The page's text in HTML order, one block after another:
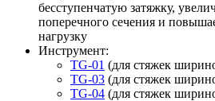
бесступенчатую затяжку,
поперечного сечения и
нагрузку
Инструмент:
TG-01 (для стяжек
TG-03 (для стяжек
TG-04 (для стяжек